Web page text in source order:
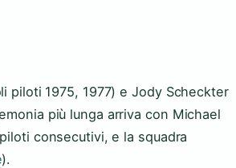
piloti 1975, 1977) e Jody Scheckter
più lunga arriva con Michael
consecutivi, e la squadra
).